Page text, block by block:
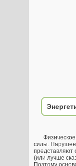
силы.
представляют
(или лучше
Поэтому